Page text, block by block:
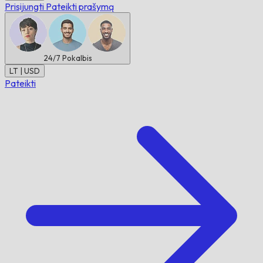
Prisijungti Pateikti prašymą
24/7 Pokalbis
LT | USD
Pateikti